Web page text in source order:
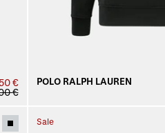
€
€
POLO RALPH LAUREN
Sale